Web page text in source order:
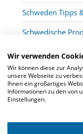
Schweden Tipps
Schwedische
Wir verwenden
Wir können diese zur
unsere Webseite zu
Ihnen ein großartiges
Informationen zu den von
Einstellungen.